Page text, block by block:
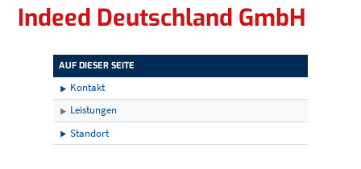
Indeed Deutschland GmbH
AUF DIESER SEITE
Kontakt
Leistungen
Standort